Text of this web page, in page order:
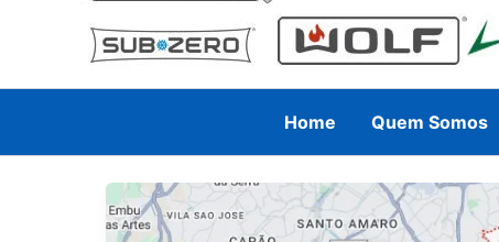
Home Quem Somos